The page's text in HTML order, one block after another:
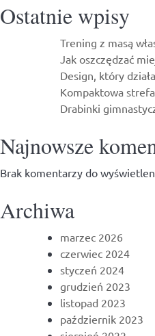
Ostatnie wpisy
Trening z masą
Jak oszczędzać
Design, który
Kompaktowa
Drabinki
Najnowsze
Brak komentarzy do
Archiwa
marzec 2026
czerwiec 2024
styczeń 2024
grudzień 2023
listopad 2023
październik 2023